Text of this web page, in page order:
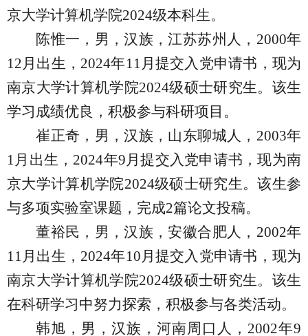
京大学计算机学院2024级本科生。
陈惟一，男，汉族，江苏苏州人， 2000年
12 月出生， 2024年11 月提交入党申请书，现为
南京大学计算机学院2024级硕士研究生。该生
学习成绩优良，积极参与科研项目。
崔正奇，男，汉族，山东聊城人， 2003年
1 月出生， 2024年9 月提交入党申请书，现为南
京大学计算机学院2024级硕士研究生。该生参
与多项实验室课题，完成2篇论文投稿。
董裕民，男，汉族，安徽合肥人， 2002年
11 月出生， 2024年10 月提交入党申请书，现为
南京大学计算机学院2024级硕士研究生。该生
在科研学习中努力探索，积极参与各类活动。
韩旭，男，汉族，河南周口人， 2002年9